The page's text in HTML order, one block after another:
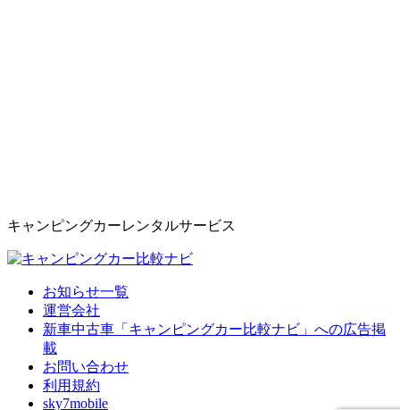
キャンピングカーレンタルサービス
お知らせ一覧
運営会社
新車中古車「キャンピングカー比較ナビ」への広告掲
載
お問い合わせ
利用規約
sky7mobile